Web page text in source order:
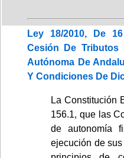
Ley 18/2010, De
Cesión De Tributos
Autónoma De
Y Condiciones De
La Constitución
156.1, que las
de autonomía
ejecución de